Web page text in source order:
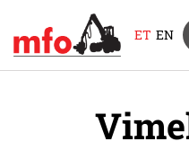
ET EN